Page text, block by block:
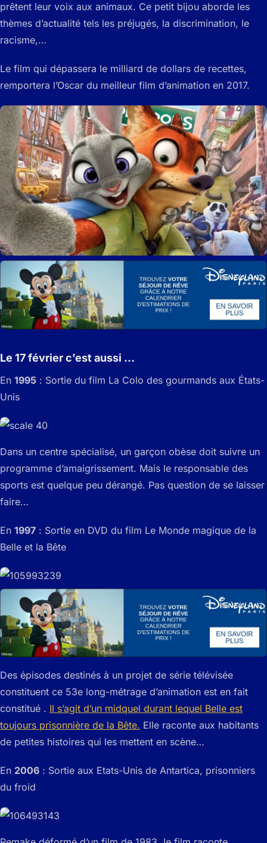
prêtent leur voix aux animaux. Ce petit bijou aborde les
thèmes d’actualité tels les préjugés, la discrimination, le
racisme,…
Le film qui dépassera le milliard de dollars de recettes,
remportera l’Oscar du meilleur film d’animation en 2017.
Le 17 février c’est aussi …
En 1995 : Sortie du film La Colo des gourmands aux États-
Unis
Dans un centre spécialisé, un garçon obèse doit suivre un
programme d’amaigrissement. Mais le responsable des
sports est quelque peu dérangé. Pas question de se laisser
faire…
En 1997 : Sortie en DVD du film Le Monde magique de la
Belle et la Bête
Des épisodes destinés à un projet de série télévisée
constituent ce 53e long-métrage d’animation est en fait
constitué . Il s’agit d’un midquel durant lequel Belle est
toujours prisonnière de la Bête. Elle raconte aux habitants
de petites histoires qui les mettent en scène…
En 2006 : Sortie aux Etats-Unis de Antartica, prisonniers
du froid